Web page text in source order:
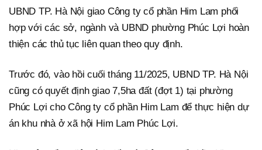
UBND TP. Hà Nội giao Công ty cổ phần Him Lam phối
hợp với các sở, ngành và UBND phường Phúc Lợi hoàn
thiện các thủ tục liên quan theo quy định.
Trước đó, vào hồi cuối tháng 11/2025, UBND TP. Hà Nội
cũng có quyết định giao 7,5ha đất (đợt 1) tại phường
Phúc Lợi cho Công ty cổ phần Him Lam để thực hiện dự
án khu nhà ở xã hội Him Lam Phúc Lợi.